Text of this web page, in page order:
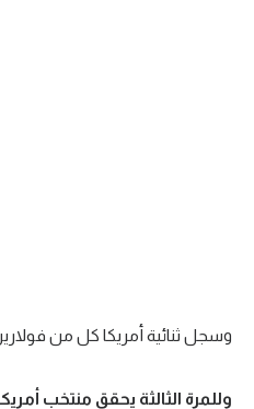
وسجل ثنائية أمريكا كل من
وللمرة الثالثة يحقق منتخب